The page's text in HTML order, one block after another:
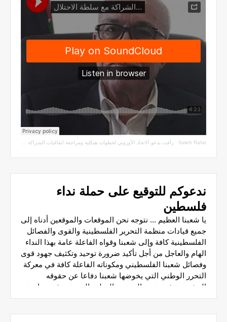
Saleh Rafat
· رأفت يدعو الاتحاد الأوروبي لخطوات هيكلية ومراجعة اتفاقيات الشراكة مع سلطة الاحتلال